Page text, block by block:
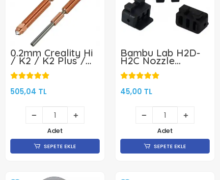
0.2mm Creality Hi
/ K2 / K2 Plus /
K2 Pro Quick Swap
Nozzle - Klon
505,04 TL
Adet
SEPETE EKLE
Bambu Lab H2D-
H2C Nozzle
Temizleme
Silikonu-1 Adet
45,00 TL
Adet
SEPETE EKLE